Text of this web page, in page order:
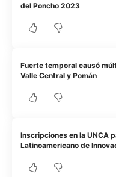
del Poncho 2023
Fuerte temporal causó
Valle Central y Pomán
Inscripciones en la UNCA
Latinoamericano de